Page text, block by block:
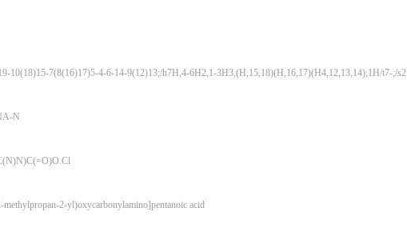
10(18)15-7(8(16)17)5-4-6-14-9(12)13;/h7H,4-6H2,1-3H3,(H,15,18)(H,16,17)(H4,12,13,14);1H/t7-;/s2
N
2-yl)oxycarbonylamino]pentanoic acid